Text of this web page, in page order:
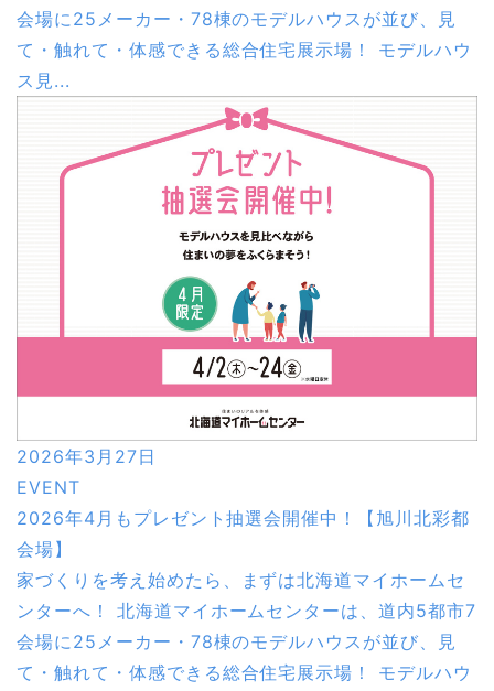
会場に25メーカー・78棟のモデルハウスが並び、見
て・触れて・体感できる総合住宅展示場！ モデルハウ
ス見...
2026年3月27日
EVENT
2026年4月もプレゼント抽選会開催中！【旭川北彩都
会場】
家づくりを考え始めたら、まずは北海道マイホームセ
ンターへ！ 北海道マイホームセンターは、道内5都市7
会場に25メーカー・78棟のモデルハウスが並び、見
て・触れて・体感できる総合住宅展示場！ モデルハウ